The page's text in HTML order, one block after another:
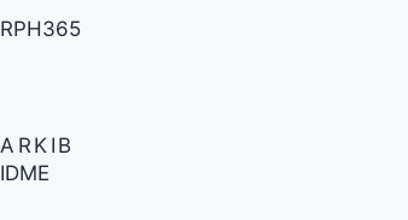
RPH365
ARKIB
IDME